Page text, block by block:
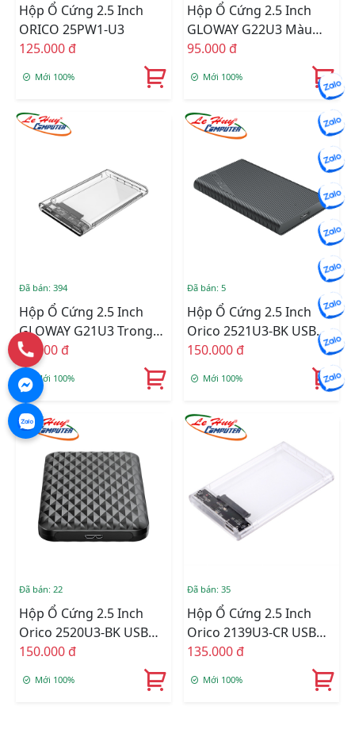
Hộp Ổ Cứng 2.5 Inch
ORICO 25PW1-U3
125.000 đ
Mới 100%
Hộp Ổ Cứng 2.5 Inch
GLOWAY G22U3 Màu
Đen
95.000 đ
Mới 100%
Đã bán: 394
Hộp Ổ Cứng 2.5 Inch
GLOWAY G21U3 Trong
Suốt
95.000 đ
Mới 100%
Đã bán: 5
Hộp Ổ Cứng 2.5 Inch
Orico 2521U3-BK USB
3.0
150.000 đ
Mới 100%
Đã bán: 22
Hộp Ổ Cứng 2.5 Inch
Orico 2520U3-BK USB
3.0
150.000 đ
Mới 100%
Đã bán: 35
Hộp Ổ Cứng 2.5 Inch
Orico 2139U3-CR USB
3.0
135.000 đ
Mới 100%